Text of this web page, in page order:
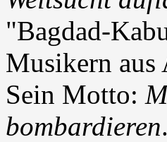
"Bagdad-
Musikern
Sein Motto:
bombardieren